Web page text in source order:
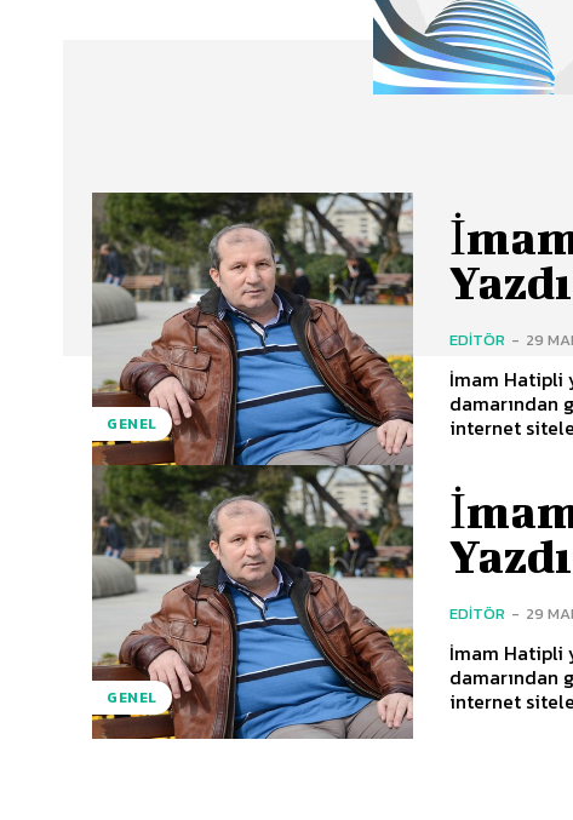
GENEL
EDITÖR - 29
İmam Hatipli
damarından geliyorum.. Yeni bir kitap
internet
GENEL
EDITÖR - 29
İmam Hatipli
damarından geliyorum.. Yeni bir kitap
internet